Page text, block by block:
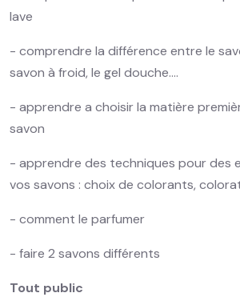
lave
- comprendre la différence entre le
savon à froid, le gel douche....
- apprendre a choisir la matière
savon
- apprendre des techniques pour des
vos savons : choix de colorants,
- comment le parfumer
- faire 2 savons différents
Tout public